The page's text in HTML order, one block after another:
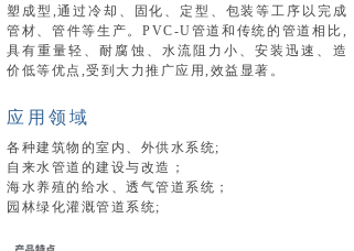
塑成型,通过冷却、固化、定型、包装等工序以完成
管材、管件等生产。PVC-U管道和传统的管道相比,
具有重量轻、耐腐蚀、水流阻力小、安装迅速、造
价低等优点,受到大力推广应用,效益显著。
应用领域
各种建筑物的室内、外供水系统;
自来水管道的建设与改造；
海水养殖的给水、透气管道系统；
园林绿化灌溉管道系统;